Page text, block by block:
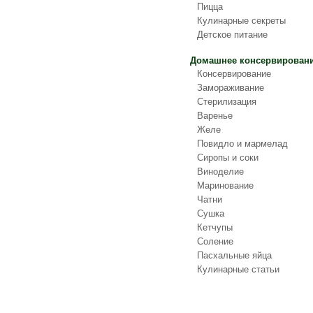
Пицца
Кулинарные секреты
Детское питание
Домашнее
Консервирование
Замораживание
Стерилизация
Варенье
Желе
Повидло и мармелад
Сиропы и соки
Виноделие
Маринование
Чатни
Сушка
Кетчупы
Соление
Пасхальные яйца
Кулинарные статьи